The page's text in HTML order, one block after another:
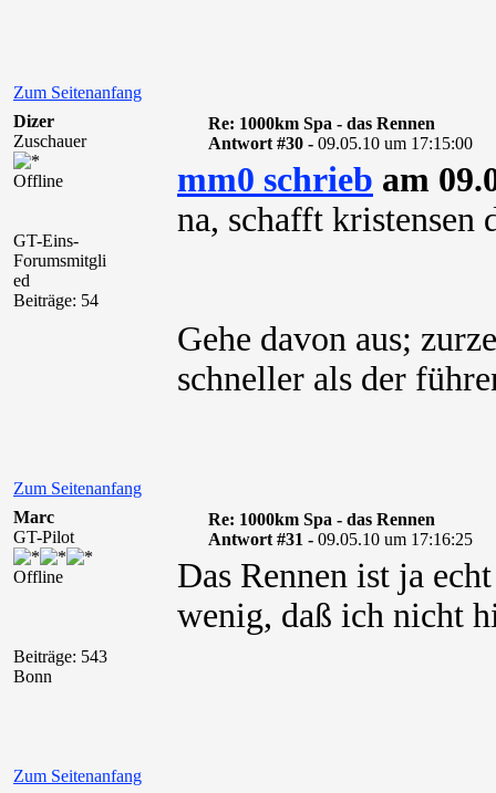
Zum Seitenanfang
Dizer
Zuschauer
Offline
GT-Eins-
Forumsmitgli
ed
Beiträge: 54
Re: 1000km Spa - das Rennen
Antwort #30 - 09.05.10 um 17:15:00
mm0 schrieb am
na, schafft kristensen
Gehe davon aus;
schneller als der
Zum Seitenanfang
Marc
GT-Pilot
Offline
Beiträge: 543
Bonn
Re: 1000km Spa - das Rennen
Antwort #31 - 09.05.10 um 17:16:25
Das Rennen ist ja
wenig, daß ich nicht
Zum Seitenanfang